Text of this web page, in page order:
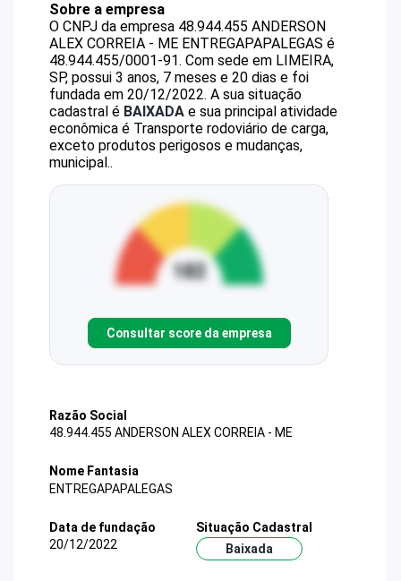
Sobre a empresa
O CNPJ da empresa 48.944.455 ANDERSON
ALEX CORREIA - ME ENTREGAPAPALEGAS é
48.944.455/0001-91. Com sede em LIMEIRA,
SP, possui 3 anos, 7 meses e 20 dias e foi
fundada em 20/12/2022. A sua situação
cadastral é BAIXADA e sua principal atividade
econômica é Transporte rodoviário de carga,
exceto produtos perigosos e mudanças,
municipal..
Consultar score da empresa
Razão Social
48.944.455 ANDERSON ALEX CORREIA - ME
Nome Fantasia
ENTREGAPAPALEGAS
Data de fundação
20/12/2022
Situação Cadastral
Baixada